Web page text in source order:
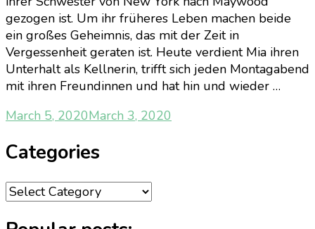
gezogen ist. Um ihr früheres Leben machen beide
ein großes Geheimnis, das mit der Zeit in
Vergessenheit geraten ist. Heute verdient Mia ihren
Unterhalt als Kellnerin, trifft sich jeden Montagabend
mit ihren Freundinnen und hat hin und wieder …
March 5, 2020March 3, 2020
Categories
Categories